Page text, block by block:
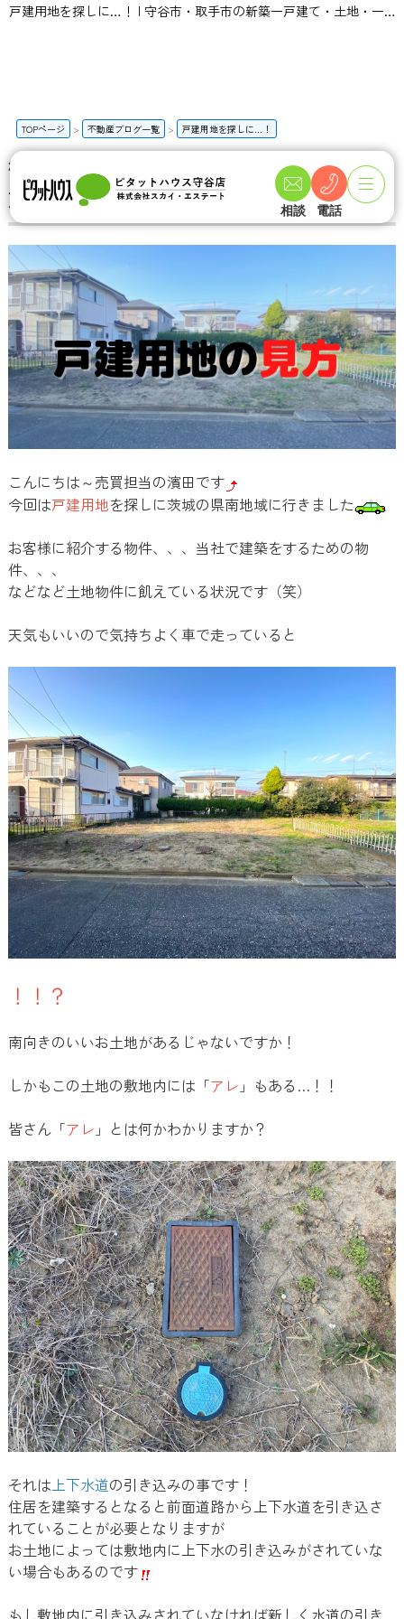
戸建用地を探しに…！ | 守谷市・取手市の新築一戸建て・土地・一軒家購入情報ならピタットハウス守谷店 スカイ・エステート
相談 電話
TOPページ 不動産ブログ一覧 戸建用地を探しに…！
2022-11-05
戸建用地を探しに…！
こんにちは～売買担当の濱田です
今回は戸建用地を探しに茨城の県南地域に行きました
お客様に紹介する物件、、、当社で建築をするための物
件、、、
などなど土地物件に飢えている状況です（笑）
天気もいいので気持ちよく車で走っていると
！！？
南向きのいいお土地があるじゃないですか！
しかもこの土地の敷地内には「アレ 」もある…！！
皆さん「アレ 」とは何かわかりますか？
それは上下水道の引き込みの事です！
住居を建築するとなると前面道路から上下水道を引き込さ
れていることが必要となりますが
お土地によっては敷地内に上下水の引き込みがされていな
い場合もあるのです
もし敷地内に引き込みされていなければ新しく水道の引き